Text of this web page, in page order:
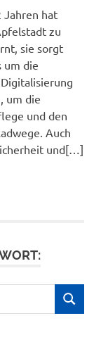
Jahren hat
zu
sie sorgt
um die
um die
und den
Auch
und[…]
SUCHEN